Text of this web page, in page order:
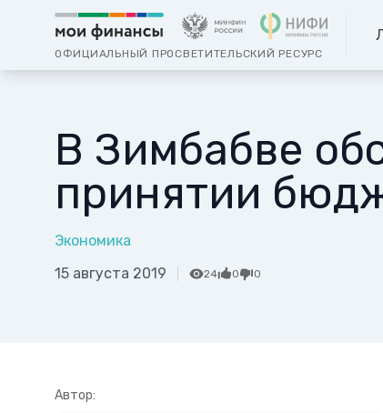
ОФИЦИАЛЬНЫЙ ПРОСВЕТИТЕЛЬСКИЙ РЕСУРС
В Зимбабве
принятии
Экономика
15 августа 2019
24 0 0
Автор: